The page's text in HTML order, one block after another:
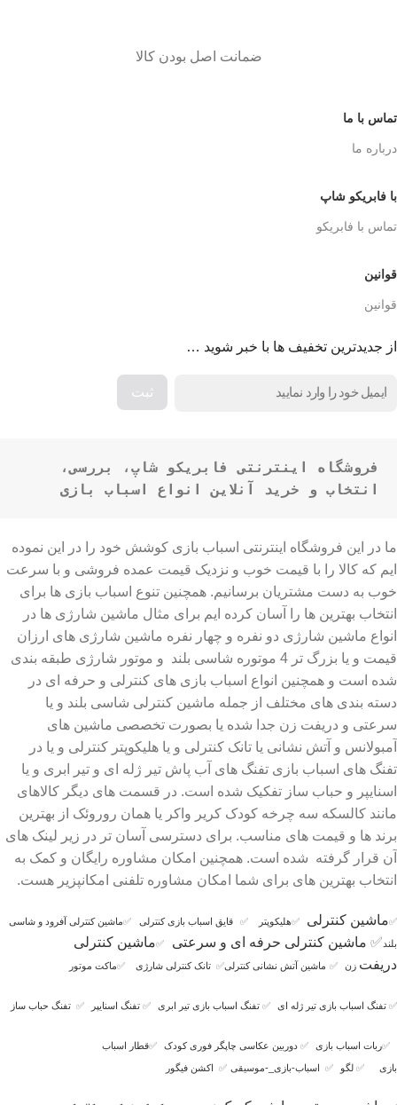
ضمانت اصل بودن کالا
تماس با ما
درباره ما
با فابریکو شاپ
تماس با فابریکو
قوانین
قوانین
از جدیدترین تخفیف ها با خبر شوید …
انتخاب و خرید آنلاین انواع اسباب بازی
ما در این فروشگاه اینترنتی اسباب بازی کوشش خود را در این نموده
ایم که کالا را با قیمت خوب و نزدیک قیمت عمده فروشی و با سرعت
خوب به دست مشتریان برسانیم. همچنین تنوع اسباب بازی ها برای
انتخاب بهترین ها را آسان کرده ایم برای مثال ماشین شارژی ها در
انواع ماشین شارژی دو نفره و چهار نفره ماشین شارژی های ارزان
قیمت و یا بزرگ تر 4 موتوره شاسی بلند و موتور شارژی طبقه بندی
شده است و همچنین انواع اسباب بازی های کنترلی و حرفه ای در
دسته بندی های مختلف از جمله ماشین کنترلی شاسی بلند و یا
سرعتی و دریفت زن جدا شده یا بصورت تخصصی ماشین های
آمبولانس و آتش نشانی یا تانک کنترلی و یا هلیکوپتر کنترلی و یا در
تفنگ های اسباب بازی تفنگ های آب پاش تیر ژله ای و تیر ابری و یا
اسنایپر و حباب ساز تفکیک شده است. در قسمت های دیگر کالاهای
مانند کالسکه سه چرخه کودک کریر واکر یا همان روروئک از بهترین
برند ها و قیمت های مناسب. برای دسترسی آسان تر در زیر لینک های
آن قرار گرفته شده است. همچنین امکان مشاوره رایگان و کمک به
انتخاب بهترین های برای شما امکان مشاوره تلفنی امکانپزیر هست.
✅ماشین کنترلی ✅هلیکوپتر ✅ قایق اسباب بازی کنترلی ✅ماشین کنترلی آفرود و شاسی
بلند ✅ ماشین کنترلی حرفه ای و سرعتی ✅ماشین کنترلی
دریفت زن ✅ ماشین آتش نشانی کنترلی✅ تانک کنترلی شارژی ✅ماکت موتور
✅ تفنگ اسباب بازی تیر ژله ای ✅ تفنگ اسباب بازی تیر ابری ✅ تفنگ اسنایپر ✅ تفنگ حباب ساز
✅ربات اسباب بازی ✅ دوربین عکاسی چاپگر فوری کودک ✅قطار اسباب
بازی ✅ لگو ✅ اسباب-بازی_-موسیقی ✅ اکشن فیگور